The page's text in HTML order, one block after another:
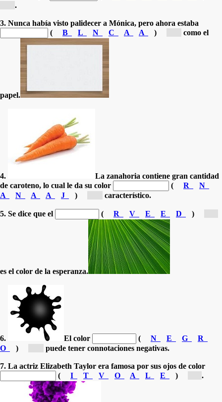
.
3. Nunca había visto palidecer a Mónica, pero ahora estaba
(
B L N C A A ) como el
papel.
4.
La zanahoria contiene gran cantidad
de caroteno, lo cual le da su color
( R
N
A
N A A J ) característico.
5. Se dice que el ( R V E E D )
es el color de la esperanza.
6. El color ( N E G
R
O
) puede tener connotaciones negativas.
7. La actriz Elizabeth Taylor era famosa por sus ojos de color
(
I T V O A L E ) .